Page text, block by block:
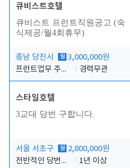
큐비스트호텔
큐비스트 프런트직원공고 (숙
식제공/월4회휴무)
충남 당진시 월 3,000,000원
프런트업무 주간, 야간
경력무관
스타일호텔
3교대 당번 구합니다.
서울 서초구 월 2,800,000원
전반적인 당번업무
1년 이상